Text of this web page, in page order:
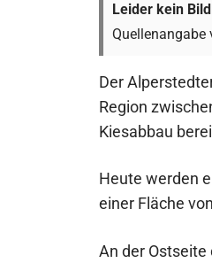
Leider kein
Quellenangabe
Der
Region
Kiesabbau
Heute werden
einer Fläche
An der Ostseite